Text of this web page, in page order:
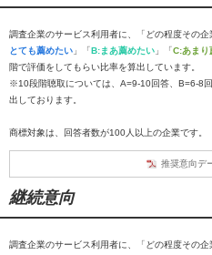
調査企業のサービス利用者に、「どの程度その
とても薦めたい 」「B:まあ薦めたい 」「C:あまり
階で評価をしてもらい比率を算出しています。
※10段階聴取については、A=9-10回答、B=6-8
出しております。
商標対象は、回答者数が100人以上の企業です。
推奨意向デ
継続意向
調査企業のサービス利用者に、「どの程度その